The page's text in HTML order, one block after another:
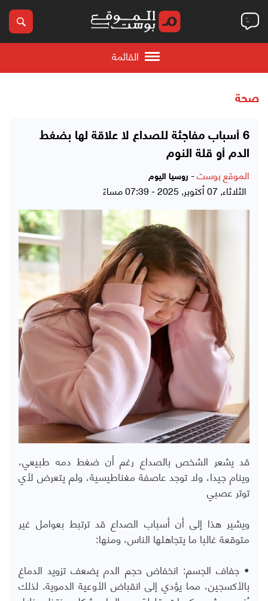
القائمة
صحة
6 أسباب مفاجئة للصداع لا علاقة لها بضغط
الدم أو قلة النوم
الموقع بوست- روسيا اليوم
الثلاثاء, 07 أكتوبر, 2025 - 07:39 مساءً
قد يشعر الشخص بالصداع رغم أن ضغط دمه طبيعي،
وينام جيدا، ولا توجد عاصفة مغناطيسية، ولم يتعرض لأي
توتر عصبي
ويشير هذا إلى أن أسباب الصداع قد ترتبط بعوامل غير
متوقعة غالبا ما يتجاهلها الناس، ومنها:
• جفاف الجسم: انخفاض حجم الدم يضعف تزويد الدماغ
بالأكسجين، مما يؤدي إلى انقباض الأوعية الدموية. لذلك